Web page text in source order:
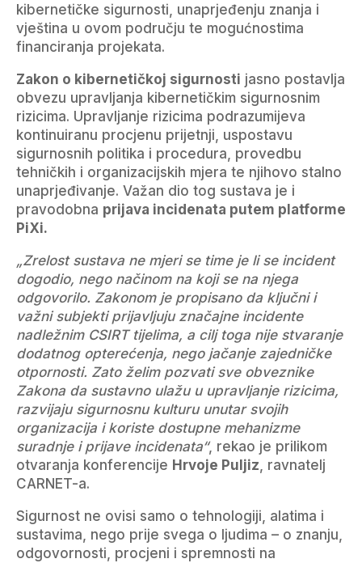
kibernetičke sigurnosti, unaprjeđenju znanja i
vještina u ovom području te mogućnostima
financiranja projekata.
Zakon o kibernetičkoj sigurnosti jasno postavlja
obvezu upravljanja kibernetičkim sigurnosnim
rizicima. Upravljanje rizicima podrazumijeva
kontinuiranu procjenu prijetnji, uspostavu
sigurnosnih politika i procedura, provedbu
tehničkih i organizacijskih mjera te njihovo stalno
unaprjeđivanje. Važan dio tog sustava je i
pravodobna prijava incidenata putem platforme
PiXi.
„Zrelost sustava ne mjeri se time je li se incident
dogodio, nego načinom na koji se na njega
odgovorilo. Zakonom je propisano da ključni i
važni subjekti prijavljuju značajne incidente
nadležnim CSIRT tijelima, a cilj toga nije stvaranje
dodatnog opterećenja, nego jačanje zajedničke
otpornosti. Zato želim pozvati sve obveznike
Zakona da sustavno ulažu u upravljanje rizicima,
razvijaju sigurnosnu kulturu unutar svojih
organizacija i koriste dostupne mehanizme
suradnje i prijave incidenata“, rekao je prilikom
otvaranja konferencije Hrvoje Puljiz, ravnatelj
CARNET-a.
Sigurnost ne ovisi samo o tehnologiji, alatima i
sustavima, nego prije svega o ljudima – o znanju,
odgovornosti, procjeni i spremnosti na